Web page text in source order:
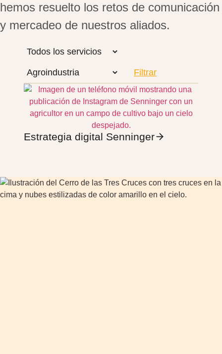
hemos resuelto los retos de comunicación
y mercadeo de nuestros aliados.
Estrategia digital Senninger